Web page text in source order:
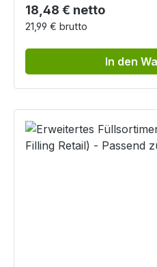
Regulärer Preis:
18,48 € netto
21,99 € brutto
In den